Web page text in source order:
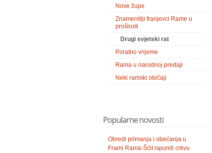
Nove župe
Znamenitiji franjevci Rame u
prošlosti
Drugi svjetski rat
Poratno vrijeme
Rama u narodnoj predaji
Neki ramski običaji
Popularne novosti
Obredi primanja i obećanja u
Frami Rama-Šćit ispunili crkvu